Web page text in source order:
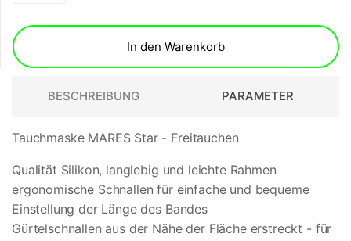
In den Warenkorb
BESCHREIBUNG PARAMETER
Tauchmaske MARES Star - Freitauchen
Qualität Silikon, langlebig und leichte Rahmen
ergonomische Schnallen für einfache und bequeme
Einstellung der Länge des Bandes
Gürtelschnallen aus der Nähe der Fläche erstreckt - für